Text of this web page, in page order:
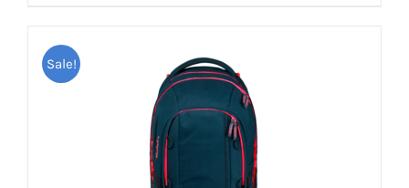
Sale!